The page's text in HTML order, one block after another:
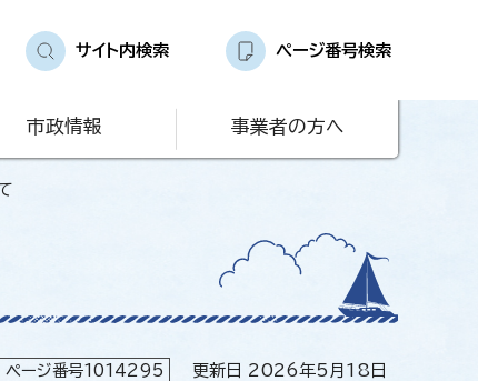
サイト内検索 ページ番号検索
市政情報 事業者の方へ
ページ番号1014295 更新日 2026年5月18日